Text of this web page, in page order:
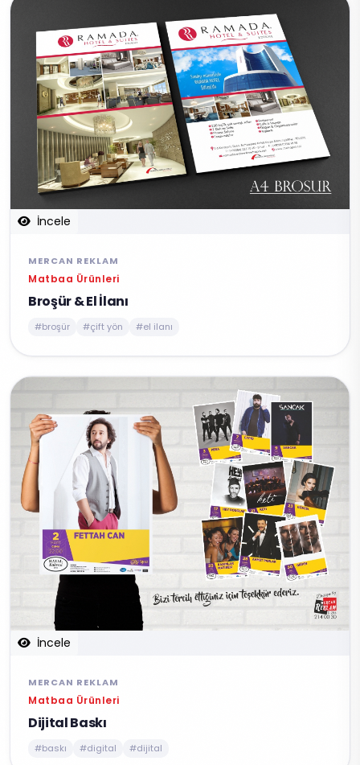
İncele
MERCAN REKLAM
Matbaa Ürünleri
Broşür & El İlanı
#broşür #çift yön #el ilanı
İncele
MERCAN REKLAM
Matbaa Ürünleri
Dijital Baskı
#baskı #digital #dijital